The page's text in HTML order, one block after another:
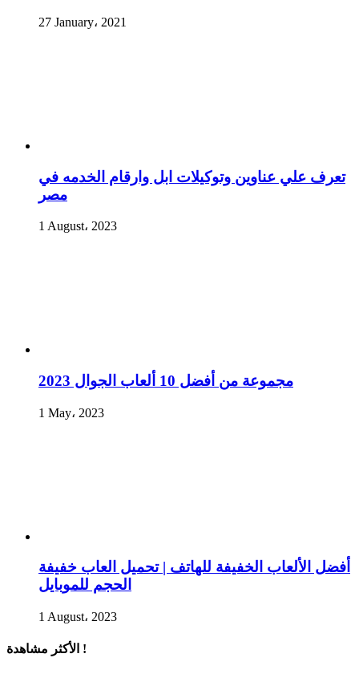
27 January، 2021
تعرف علي عناوين وتوكيلات ابل وارقام الخدمه في
مصر
1 August، 2023
مجموعة من أفضل 10 ألعاب الجوال 2023
1 May، 2023
أفضل الألعاب الخفيفة للهاتف | تحميل العاب خفيفة
الحجم للموبايل
1 August، 2023
الأكثر مشاهدة !